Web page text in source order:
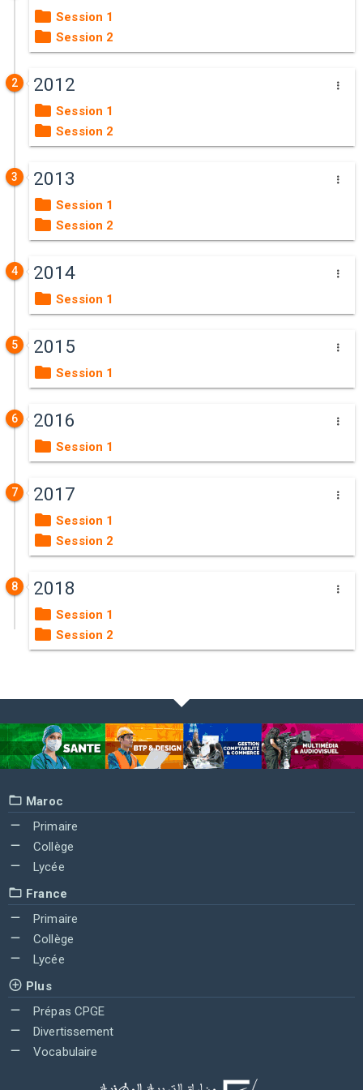
Session 1
Session 2
2 2012
Session 1
Session 2
3 2013
Session 1
Session 2
4 2014
Session 1
5 2015
Session 1
6 2016
Session 1
7 2017
Session 1
Session 2
8 2018
Session 1
Session 2
Maroc
Primaire
Collège
Lycée
France
Primaire
Collège
Lycée
Plus
Prépas CPGE
Divertissement
Vocabulaire